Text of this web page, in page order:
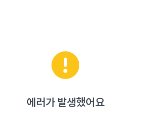
에러가 발생했어요